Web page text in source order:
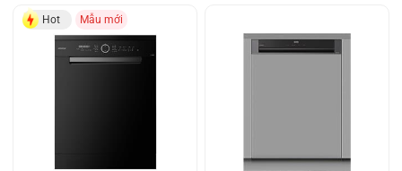
Hot Mẫu mới